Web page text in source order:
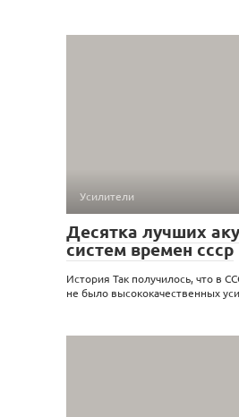
Усилители
Десятка лучших
систем времен ссср
История Так получилось, что в
не было высококачественных